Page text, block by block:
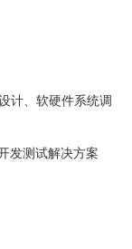
计、软硬件系统调
发测试解决方案